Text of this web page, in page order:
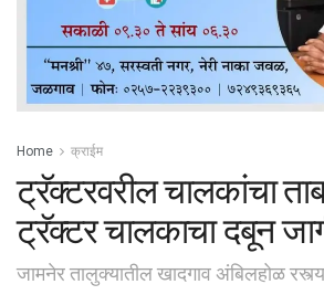
Home क्राईम
ट्रॅक्टरवरील चालकांचा
ट्रॅक्टर चालकाचा दबून
जामनेर तालुक्यातील खादगाव अंबिलहोळ